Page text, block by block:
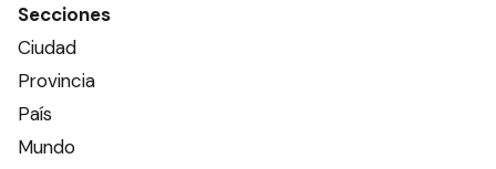
Secciones
Ciudad
Provincia
País
Mundo